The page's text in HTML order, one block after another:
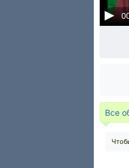
Все